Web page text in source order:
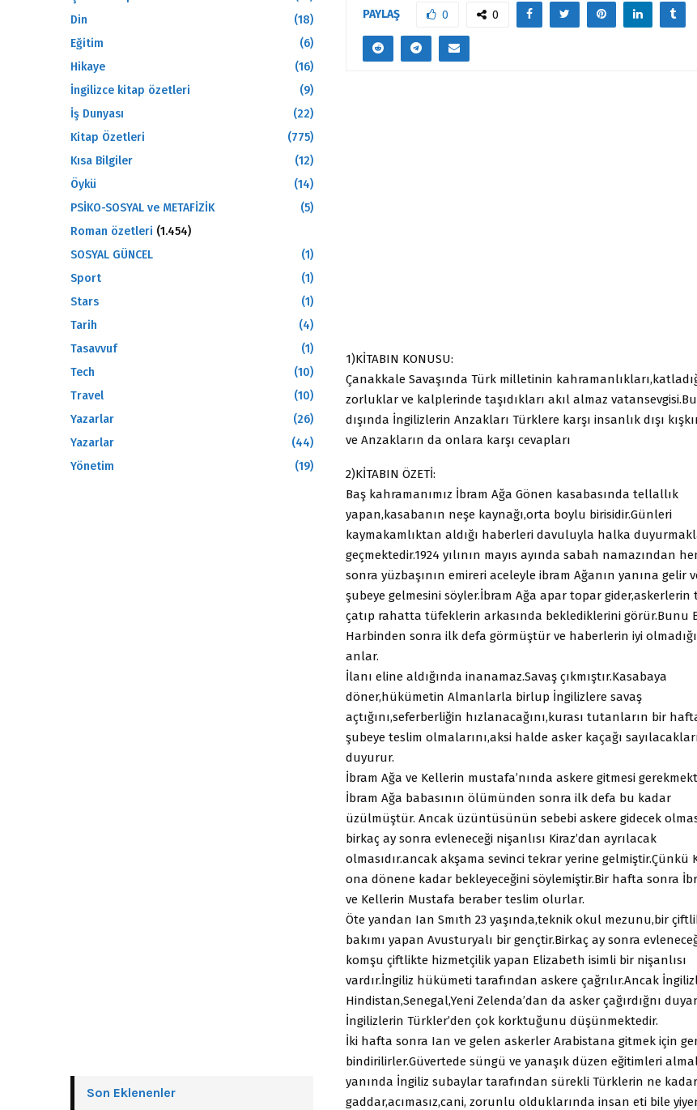
PAYLAŞ 0 0
1)KİTABIN KONUSU:
Çanakkale Savaşında Türk milletinin
zorluklar ve kalplerinde taşıdıkları akıl almaz
dışında İngilizlerin Anzakları Türklere karşı insanlık dışı
ve Anzakların da onlara karşı cevapları
2)KİTABIN ÖZETİ:
Baş kahramanımız İbram Ağa Gönen kasabasında tellallık
yapan,kasabanın neşe kaynağı,orta boylu birisidir.Günleri
kaymakamlıktan aldığı haberleri davuluyla halka
geçmektedir.1924 yılının mayıs ayında sabah namazından
sonra yüzbaşının emireri aceleyle ibram Ağanın yanına gelir
şubeye gelmesini söyler.İbram Ağa apar topar gider,askerlerin
çatıp rahatta tüfeklerin arkasında beklediklerini görür.Bunu
Harbinden sonra ilk defa görmüştür ve haberlerin iyi
anlar.
İlanı eline aldığında inanamaz.Savaş çıkmıştır.Kasabaya
döner,hükümetin Almanlarla birlup İngilizlere savaş
açtığını,seferberliğin hızlanacağını,kurası tutanların bir
şubeye teslim olmalarını,aksi halde asker kaçağı
duyurur.
İbram Ağa ve Kellerin mustafa’nında askere gitmesi
İbram Ağa babasının ölümünden sonra ilk defa bu kadar
üzülmüştür. Ancak üzüntüsünün sebebi askere gidecek
birkaç ay sonra evleneceği nişanlısı Kiraz’dan ayrılacak
olmasıdır.ancak akşama sevinci tekrar yerine gelmiştir.Çünkü
ona dönene kadar bekleyeceğini söylemiştir.Bir hafta sonra
ve Kellerin Mustafa beraber teslim olurlar.
Öte yandan Ian Smıth 23 yaşında,teknik okul mezunu,bir
bakımı yapan Avusturyalı bir gençtir.Birkaç ay sonra
komşu çiftlikte hizmetçilik yapan Elizabeth isimli bir nişanlısı
vardır.İngiliz hükümeti tarafından askere çağrılır.Ancak
Hindistan,Senegal,Yeni Zelenda’dan da asker çağırdığnı
İngilizlerin Türkler’den çok korktuğunu düşünmektedir.
İki hafta sonra Ian ve gelen askerler Arabistana gitmek için
bindirilirler.Güvertede süngü ve yanaşık düzen eğitimleri
yanında İngiliz subaylar tarafından sürekli Türklerin ne kadar
gaddar,acımasız,cani, zorunlu olduklarında insan eti bile
Din
(18)
Eğitim
(6)
Hikaye
(16)
İngilizce kitap özetleri
(9)
İş Dunyası
(22)
Kitap Özetleri
(775)
Kısa Bilgiler
(12)
Öykü
(14)
PSİKO-SOSYAL ve METAFİZİK
(5)
Roman özetleri (1.454)
SOSYAL GÜNCEL
(1)
Sport
(1)
Stars
(1)
Tarih
(4)
Tasavvuf
(1)
Tech
(10)
Travel
(10)
Yazarlar
(26)
Yazarlar
(44)
Yönetim
(19)
Son Eklenenler